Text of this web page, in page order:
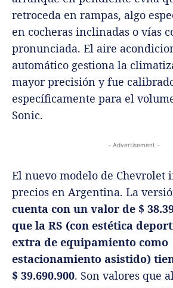
retroceda en rampas, algo
en cocheras inclinadas o vías
pronunciada. El aire
automático gestiona la
mayor precisión y fue
específicamente para el
Sonic.
- Advertisement -
El nuevo modelo de Chevrolet
precios en Argentina. La
cuenta con un valor de $
que la RS (con estética
extra de equipamiento como
estacionamiento asistido)
$ 39.690.900. Son valores que